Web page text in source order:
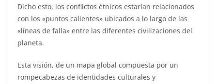
Dicho esto, los conflictos étnicos estarían relacionados
con los «puntos calientes» ubicados a lo largo de las
«líneas de falla» entre las diferentes civilizaciones del
planeta.
Esta visión, de un mapa global compuesta por un
rompecabezas de identidades culturales y